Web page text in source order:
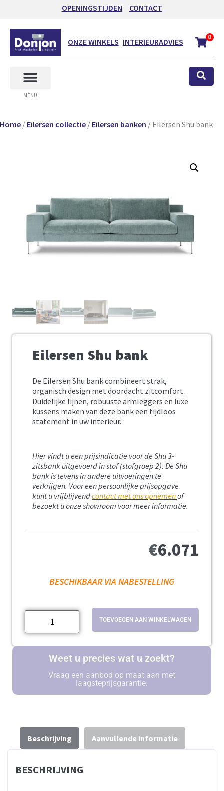
OPENINGSTIJDEN CONTACT
ONZE WINKELS INTERIEURADVIES 0
MENU
Home / Eilersen collectie / Eilersen banken / Eilersen Shu bank
Eilersen Shu bank
De Eilersen Shu bank combineert strak,
organisch design met doordacht zitcomfort.
Duidelijke lijnen, robuuste armleggers en luxe
kussens maken van deze bank een tijdloos
statement in uw interieur.
Hier vindt u een prijsindicatie voor de Shu 3-
zitsbank uitgevoerd in stof (stofgroep 2). De Shu
bank is tevens in andere uitvoeringen te
verkrijgen. Voor een persoonlijke prijsopgave
kunt u vrijblijvendcontact met ons opnemenof
bezoekt u onze showroom voor meer informatie.
€6.071
BESCHIKBAAR VIA NABESTELLING
TOEVOEGEN AAN WINKELWAGEN
Weet u precies wat u zoekt?
Vraag een aanbod op maat aan met
laagsteprijsgarantie.
Beschrijving Aanvullende informatie
BESCHRIJVING